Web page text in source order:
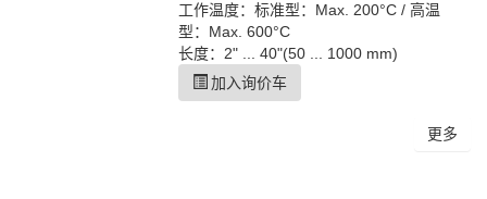
工作温度：标准型：Max. 200°C / 高温
型：Max. 600°C
长度：2" ... 40"(50 ... 1000 mm)
加入询价车
更多